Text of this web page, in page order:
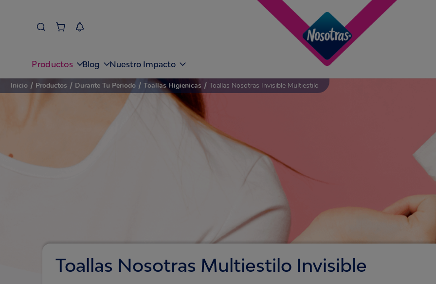
Productos Blog Nuestro Impacto
Inicio / Productos / Durante Tu Periodo / Toallas Higienicas / Toallas Nosotras Invisible Multiestilo
Toallas Nosotras Multiestilo Invisible